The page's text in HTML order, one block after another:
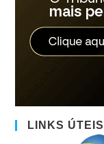
LINKS ÚTEIS